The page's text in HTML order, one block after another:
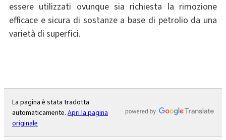
essere utilizzati ovunque sia richiesta la rimozione
efficace e sicura di sostanze a base di petrolio da una
varietà di superfici.
La pagina è stata tradotta
automaticamente. Apri la pagina
originale